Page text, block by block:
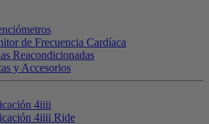
de Frecuencia Cardíaca
Reacondicionadas
y Accesorios
4iiii
4iiii Ride